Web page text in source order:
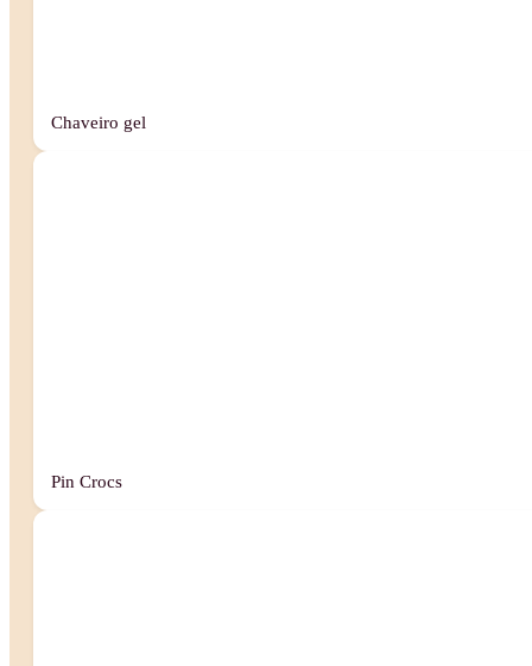
Chaveiro gel
Pin Crocs